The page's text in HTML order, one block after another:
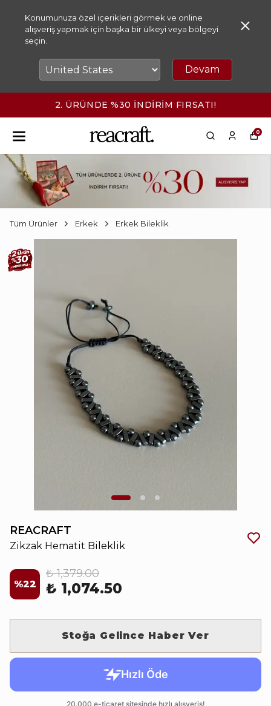
Konumunuza özel içerikleri görmek ve online
alışveriş yapmak için başka bir ülkeyi veya bölgeyi
seçin.
Devam
2. ÜRÜNDE %30 İNDİRİM FIRSATI!
0
Tüm Ürünler Erkek Erkek Bileklik
REACRAFT
Zikzak Hematit Bileklik
%22
₺ 1,379.00
₺ 1,074.50
Stoğa Gelince Haber Ver